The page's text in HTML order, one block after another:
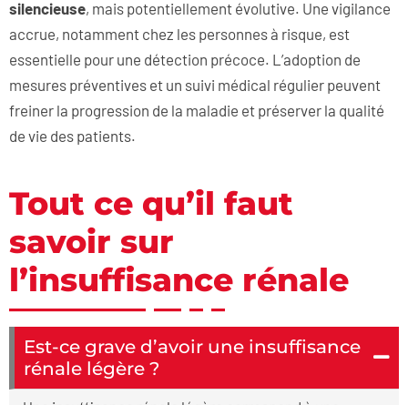
silencieuse, mais potentiellement évolutive. Une vigilance
accrue, notamment chez les personnes à risque, est
essentielle pour une détection précoce. L’adoption de
mesures préventives et un suivi médical régulier peuvent
freiner la progression de la maladie et préserver la qualité
de vie des patients.
Tout ce qu’il faut
savoir sur
l’insuffisance rénale
Est-ce grave d’avoir une insuffisance
rénale légère ?